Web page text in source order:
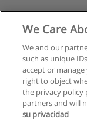
We Care
We and our
such as unique
accept or
right to object
the privacy policy
partners and will
su privacidad